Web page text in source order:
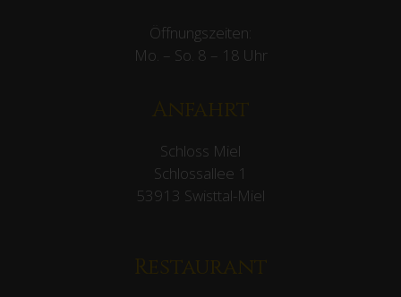
Öffnungszeiten:
Mo. – So. 8 – 18 Uhr
Anfahrt
Schloss Miel
Schlossallee 1
53913 Swisttal-Miel
Restaurant